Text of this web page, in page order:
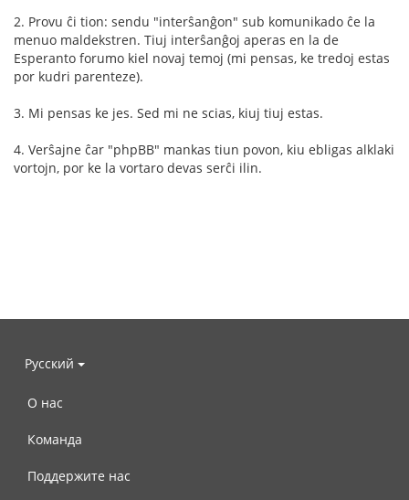
2. Provu ĉi tion: sendu "interŝanĝon" sub komunikado ĉe la
menuo maldekstren. Tiuj interŝanĝoj aperas en la de
Esperanto forumo kiel novaj temoj (mi pensas, ke tredoj estas
por kudri parenteze).
3. Mi pensas ke jes. Sed mi ne scias, kiuj tiuj estas.
4. Verŝajne ĉar "phpBB" mankas tiun povon, kiu ebligas alklaki
vortojn, por ke la vortaro devas serĉi ilin.
Русский
О нас
Команда
Поддержите нас